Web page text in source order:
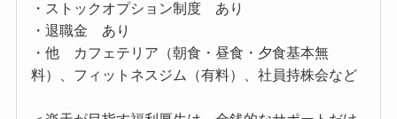
・ストックオプション制度 あり
・退職金 あり
・他 カフェテリア（朝食・昼食・夕食基本無
料）、フィットネスジム（有料）、社員持株会など